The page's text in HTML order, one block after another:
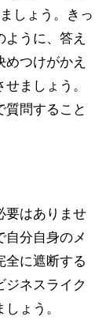
しょう。きっ
うに、答え
つけがかえ
ましょう。
質問すること
要はありませ
自分自身のメ
全に遮断する
ジネスライク
ょう。